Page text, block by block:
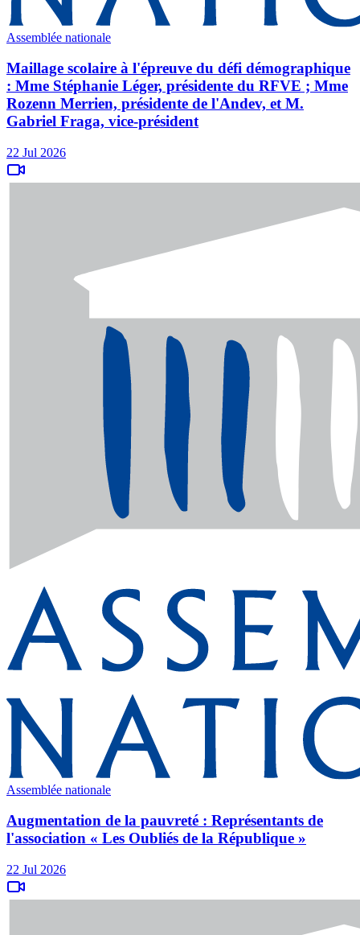
Assemblée nationale
Maillage scolaire à l'épreuve du défi démographique
: Mme Stéphanie Léger, présidente du RFVE ; Mme
Rozenn Merrien, présidente de l'Andev, et M.
Gabriel Fraga, vice-président
22 Jul 2026
Assemblée nationale
Augmentation de la pauvreté : Représentants de
l'association « Les Oubliés de la République »
22 Jul 2026